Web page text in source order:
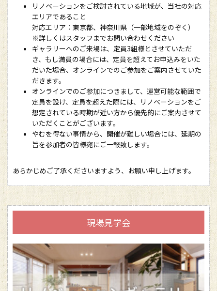
リノベーションをご検討されている地域が、当社の対応
エリアであること
対応エリア：東京都、神奈川県（一部地域をのぞく）
※詳しくはスタッフまでお問い合わせください
ギャラリーへのご来場は、定員3組様とさせていただ
き、もし満員の場合には、定員を超えてお申込みをいた
だいた場合、オンラインでのご参加をご案内させていた
だきます。
オンラインでのご参加につきまして、運営可能な範囲で
定員を設け、定員を超えた際には、リノベーションをご
想定されている時期が近い方から優先的にご案内させて
いただくことがございます。
やむを得ない事情から、開催が難しい場合には、延期の
旨を参加者の皆様宛にご一報致します。
あらかじめご了承くださいますよう、お願い申し上げます。
現場見学会